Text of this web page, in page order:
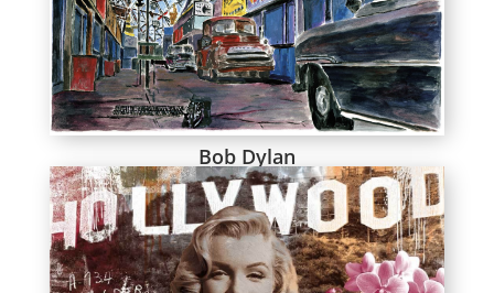
Bob Dylan